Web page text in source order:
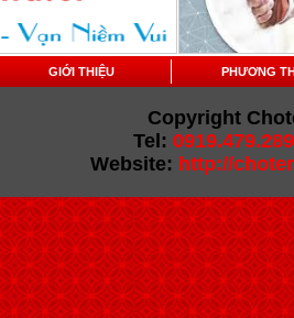
GIỚI THIỆU PHƯƠNG
Copyright
Tel: 0919.479.289
Website: http://